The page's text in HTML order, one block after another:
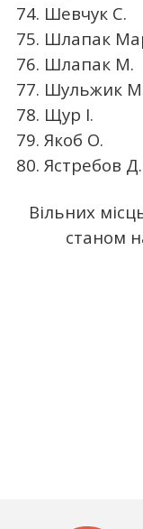
74. Шевчук С.
75. Шлапак
76. Шлапак М.
77. Шульжик
78. Щур І.
79. Якоб О.
80. Ястребов Д.
Вільних
станом